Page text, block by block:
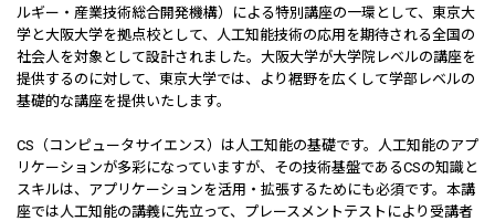
ルギー・産業技術総合開発機構）による特別講座の一環として、東京大
学と大阪大学を拠点校として、人工知能技術の応用を期待される全国の
社会人を対象として設計されました。大阪大学が大学院レベルの講座を
提供するのに対して、東京大学では、より裾野を広くして学部レベルの
基礎的な講座を提供いたします。
CS（コンピュータサイエンス）は人工知能の基礎です。人工知能のアプ
リケーションが多彩になっていますが、その技術基盤であるCSの知識と
スキルは、アプリケーションを活用・拡張するためにも必須です。本講
座では人工知能の講義に先立って、プレースメントテストにより受講者